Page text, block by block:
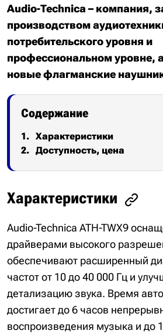
Audio-Technica – компания,
производством
потребительского уровня и
профессиональном уровне,
новые флагманские
Содержание
Характеристики
Доступность, цена
Характеристики
Audio-Technica ATH-TWX9
драйверами высокого
обеспечивают расширенный
частот от 10 до 40 000 Гц и
детализацию звука. Время
достигает до 6 часов
воспроизведения музыка и до